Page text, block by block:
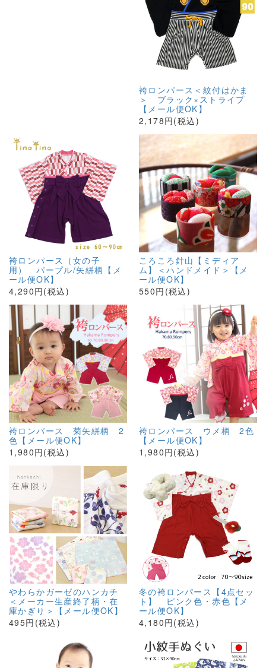
袴ロンパース＜紋付はかま
＞ ブラック×ストライプ
【メール便OK】
2,178円(税込)
袴ロンパース（女の子
用） パープル/矢絣柄【メ
ール便OK】
4,290円(税込)
ころころ針山【ミディア
ム】＜ハンドメイド＞【メ
ール便OK】
550円(税込)
袴ロンパース 菊矢絣柄 2
色【メール便OK】
1,980円(税込)
袴ロンパース ウメ柄 2色
【メール便OK】
1,980円(税込)
やわらかガーゼのハンカチ
＜メーカー生産終了柄・在
庫かぎり＞【メール便OK】
495円(税込)
冬の袴ロンパース【4点セッ
ト】 ピンク色・赤色【メ
ール便OK】
4,180円(税込)